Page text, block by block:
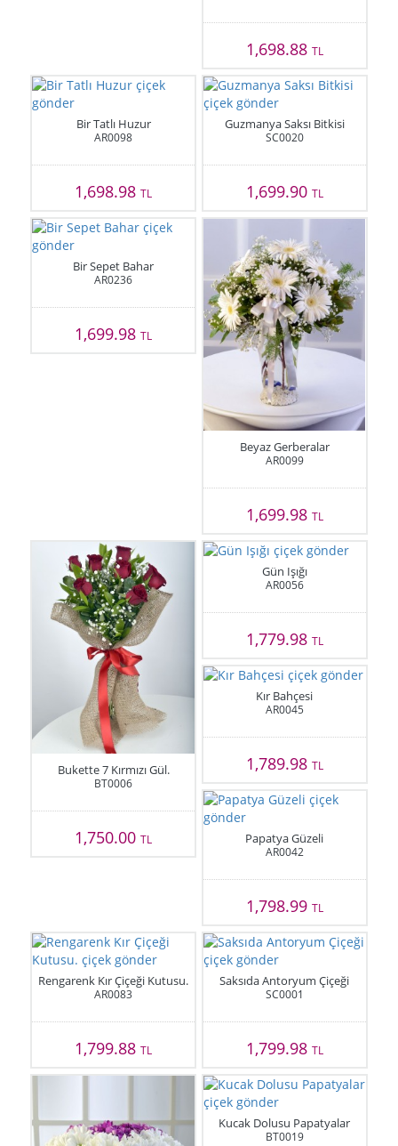
1,698.88 TL
Bir Tatlı Huzur
AR0098
1,698.98TL
Guzmanya Saksı Bitkisi
SC0020
1,699.90 TL
Bir Sepet Bahar
AR0236
1,699.98TL
Beyaz Gerberalar
AR0099
1,699.98 TL
Bukette 7 Kırmızı Gül.
BT0006
1,750.00TL
Gün Işığı
AR0056
1,779.98 TL
Kır Bahçesi
AR0045
1,789.98 TL
Papatya Güzeli
AR0042
1,798.99 TL
Rengarenk Kır Çiçeği Kutusu.
AR0083
1,799.88TL
Saksıda Antoryum Çiçeği
SC0001
1,799.98 TL
Kucak Dolusu Papatyalar
BT0019